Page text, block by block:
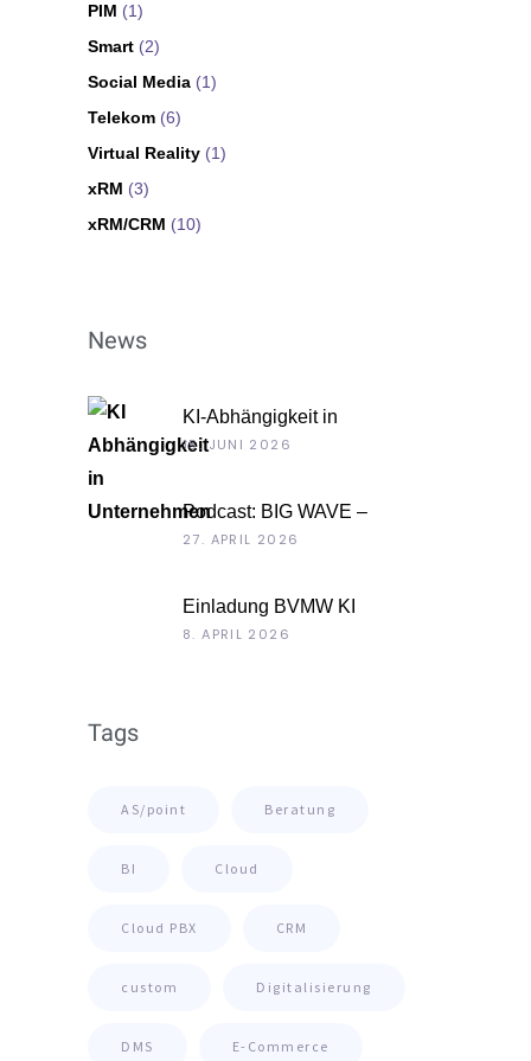
PIM (1)
Smart (2)
Social Media (1)
Telekom (6)
Virtual Reality (1)
xRM (3)
xRM/CRM (10)
News
KI-Abhängigkeit in
Unternehmen
15. JUNI 2026
Podcast: BIG WAVE –
Unternehmenskultur als
27. APRIL 2026
Einladung BVMW KI
Roadshow 2026: KI im Kontext
8. APRIL 2026
Tags
AS/point Beratung
BI Cloud
Cloud PBX CRM
custom Digitalisierung
DMS E-Commerce